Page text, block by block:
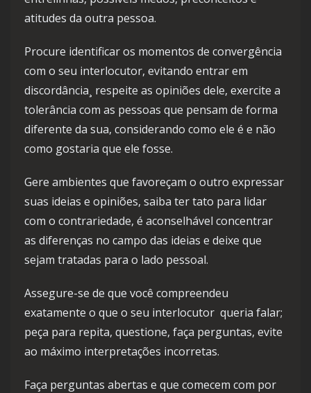
atitudes da outra pessoa.
Procure identificar os momentos de convergência
com o seu interlocutor, evitando entrar em
discordância¸ respeite as opiniões dele, exercite a
tolerância com as pessoas que pensam de forma
diferente da sua, considerando como ele é e não
como gostaria que ele fosse.
Gere ambientes que favoreçam o outro expressar
suas ideias e opiniões, saiba ter tato para lidar
com o contrariedade, é aconselhável concentrar
as diferenças no campo das ideias e deixe que
sejam tratadas para o lado pessoal.
Assegure-se de que você compreendeu
exatamente o que o seu interlocutor queria falar;
peça para repita, questione, faça perguntas, evite
ao máximo interpretações incorretas.
Faça perguntas abertas e que comecem com por